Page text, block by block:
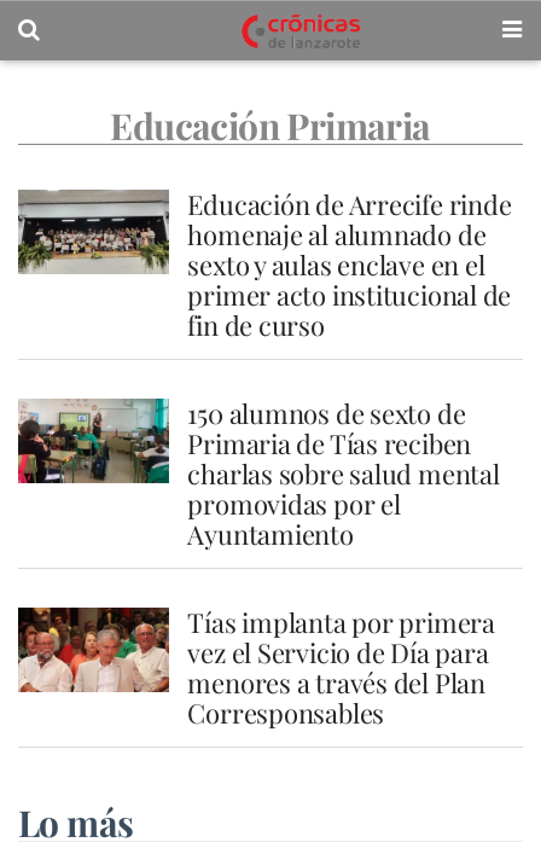
Educación Primaria
Educación de Arrecife rinde
homenaje al alumnado de
sexto y aulas enclave en el
primer acto institucional de
fin de curso
150 alumnos de sexto de
Primaria de Tías reciben
charlas sobre salud mental
promovidas por el
Ayuntamiento
Tías implanta por primera
vez el Servicio de Día para
menores a través del Plan
Corresponsables
Lo más